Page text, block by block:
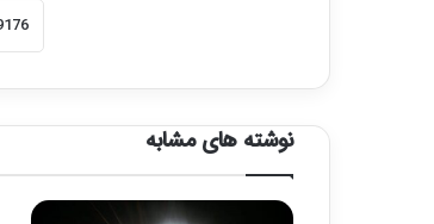
نوشته های مشابه